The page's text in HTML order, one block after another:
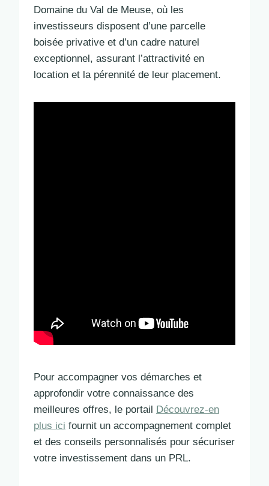
Domaine du Val de Meuse, où les
investisseurs disposent d’une parcelle
boisée privative et d’un cadre naturel
exceptionnel, assurant l’attractivité en
location et la pérennité de leur placement.
Pour accompagner vos démarches et
approfondir votre connaissance des
meilleures offres, le portail Découvrez-en
plus ici fournit un accompagnement complet
et des conseils personnalisés pour sécuriser
votre investissement dans un PRL.